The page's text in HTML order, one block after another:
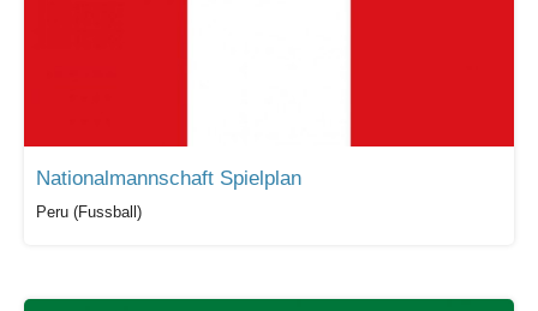
Nationalmannschaft Spielplan
Peru (Fussball)